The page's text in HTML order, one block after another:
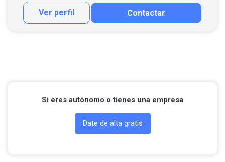
Ver perfil Contactar
Contactar por correo
Si eres autónomo o tienes una empresa
Date de alta gratis